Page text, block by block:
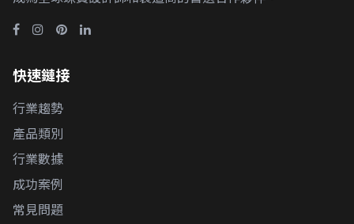
快速鏈接
行業趨勢
產品類別
行業數據
成功案例
常見問題